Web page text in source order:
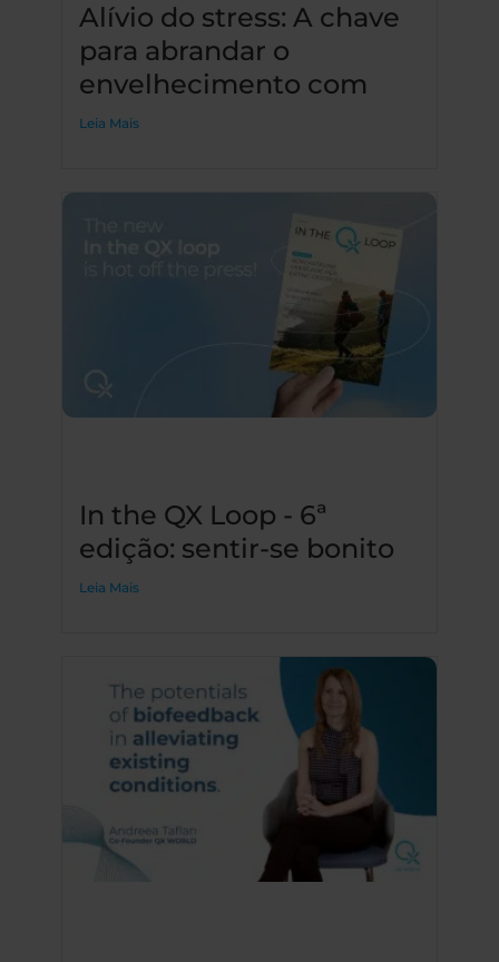
Alívio do stress: A chave
para abrandar o
envelhecimento com
Leia Mais
In the QX Loop - 6ª
edição: sentir-se bonito
Leia Mais